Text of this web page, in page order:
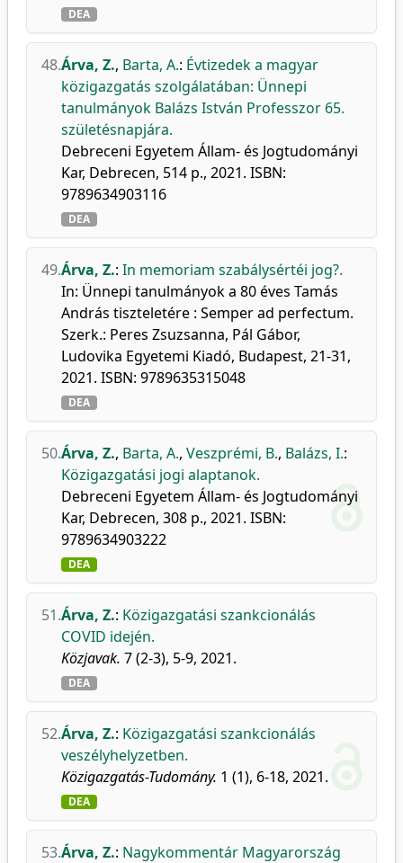
DEA
48.Árva, Z., Barta, A.: Évtizedek a magyar
közigazgatás szolgálatában: Ünnepi
tanulmányok Balázs István Professzor 65.
születésnapjára.
Debreceni Egyetem Állam- és Jogtudományi
Kar, Debrecen, 514 p., 2021. ISBN:
9789634903116
DEA
49.Árva, Z.: In memoriam szabálysértéi jog?.
In: Ünnepi tanulmányok a 80 éves Tamás
András tiszteletére : Semper ad perfectum.
Szerk.: Peres Zsuzsanna, Pál Gábor,
Ludovika Egyetemi Kiadó, Budapest, 21-31,
2021. ISBN: 9789635315048
DEA
50.Árva, Z., Barta, A., Veszprémi, B., Balázs, I.:
Közigazgatási jogi alaptanok.
Debreceni Egyetem Állam- és Jogtudományi
Kar, Debrecen, 308 p., 2021. ISBN:
9789634903222
DEA
51.Árva, Z.: Közigazgatási szankcionálás
COVID idején.
Közjavak. 7 (2-3), 5-9, 2021.
DEA
52.Árva, Z.: Közigazgatási szankcionálás
veszélyhelyzetben.
Közigazgatás-Tudomány. 1 (1), 6-18, 2021.
DEA
53.Árva, Z.: Nagykommentár Magyarország